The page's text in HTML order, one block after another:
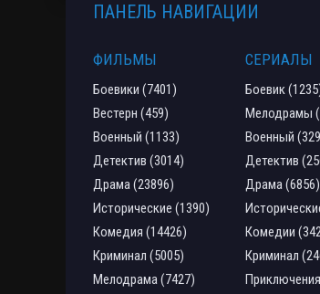
ПАНЕЛЬ НАВИГАЦИИ
ФИЛЬМЫ
Боевики (7401)
Вестерн (459)
Военный (1133)
Детектив (3014)
Драма (23896)
Исторические (1390)
Комедия (14426)
Криминал (5005)
Мелодрама (7427)
СЕРИАЛЫ
Боевик
Мелодрамы
Военный
Детектив
Драма (6856)
Комедии
Криминал